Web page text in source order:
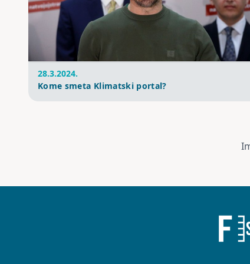
28.3.2024.
Kome smeta Klimatski portal?